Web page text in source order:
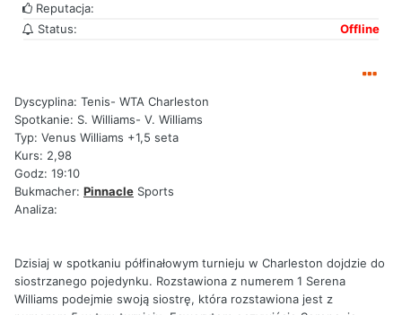
Reputacja:
Status:
Offline
Dyscyplina: Tenis- WTA Charleston
Spotkanie: S. Williams- V. Williams
Typ: Venus Williams +1,5 seta
Kurs: 2,98
Godz: 19:10
Bukmacher: Pinnacle Sports
Analiza:
Dzisiaj w spotkaniu półfinałowym turnieju w Charleston dojdzie do
siostrzanego pojedynku. Rozstawiona z numerem 1 Serena
Williams podejmie swoją siostrę, która rozstawiona jest z